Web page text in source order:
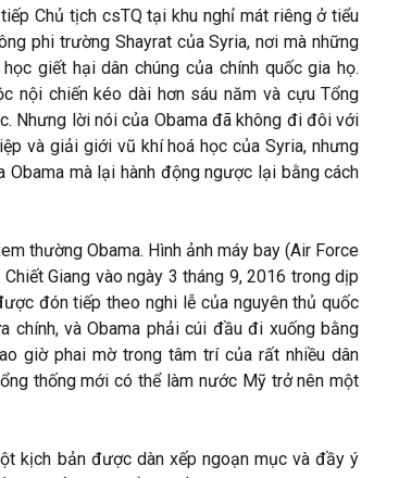
Chủ tịch csTQ tại khu nghỉ mát riêng ở tiểu
phi trường Shayrat của Syria, nơi mà những
giết hại dân chúng của chính quốc gia họ.
nội chiến kéo dài hơn sáu năm và cựu Tổng
Nhưng lời nói của Obama đã không đi đôi với
và giải giới vũ khí hoá học của Syria, nhưng
mà lại hành động ngược lại bằng cách
thường Obama. Hình ảnh máy bay (Air Force
Giang vào ngày 3 tháng 9, 2016 trong dịp
đón tiếp theo nghi lễ của nguyên thủ quốc
chính, và Obama phải cúi đầu đi xuống bằng
giờ phai mờ trong tâm trí của rất nhiều dân
thống mới có thể làm nước Mỹ trở nên một
kịch bản được dàn xếp ngoạn mục và đầy ý